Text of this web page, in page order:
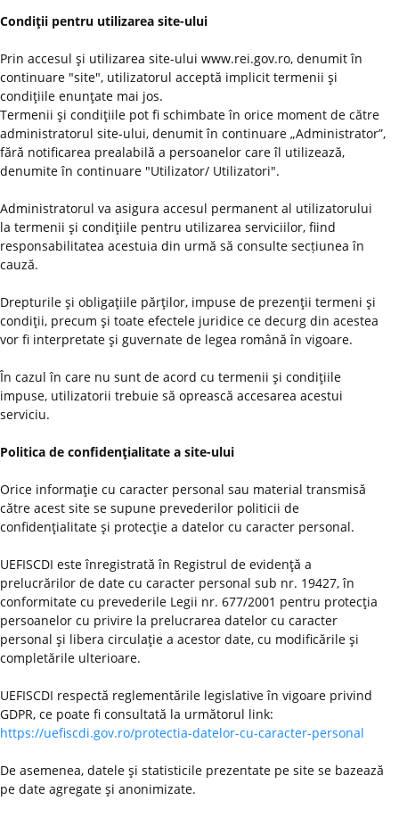
Condiţii pentru utilizarea site-ului
Prin accesul şi utilizarea site-ului www.rei.gov.ro, denumit în
continuare "site", utilizatorul acceptă implicit termenii şi
condiţiile enunţate mai jos.
Termenii şi condiţiile pot fi schimbate în orice moment de către
administratorul site-ului, denumit în continuare „Administrator”,
fără notificarea prealabilă a persoanelor care îl utilizează,
denumite în continuare "Utilizator/ Utilizatori".
Administratorul va asigura accesul permanent al utilizatorului
la termenii şi condiţiile pentru utilizarea serviciilor, fiind
responsabilitatea acestuia din urmă să consulte secțiunea în
cauză.
Drepturile şi obligaţiile părţilor, impuse de prezenţii termeni şi
condiţii, precum şi toate efectele juridice ce decurg din acestea
vor fi interpretate şi guvernate de legea română în vigoare.
În cazul în care nu sunt de acord cu termenii şi condiţiile
impuse, utilizatorii trebuie să oprească accesarea acestui
serviciu.
Politica de confidenţialitate a site-ului
Orice informaţie cu caracter personal sau material transmisă
către acest site se supune prevederilor politicii de
confidenţialitate şi protecţie a datelor cu caracter personal.
UEFISCDI este înregistrată în Registrul de evidenţă a
prelucrărilor de date cu caracter personal sub nr. 19427, în
conformitate cu prevederile Legii nr. 677/2001 pentru protecţia
persoanelor cu privire la prelucrarea datelor cu caracter
personal şi libera circulaţie a acestor date, cu modificările şi
completările ulterioare.
UEFISCDI respectă reglementările legislative în vigoare privind
GDPR, ce poate fi consultată la următorul link:
https://uefiscdi.gov.ro/protectia-datelor-cu-caracter-personal
De asemenea, datele şi statisticile prezentate pe site se bazează
pe date agregate şi anonimizate.